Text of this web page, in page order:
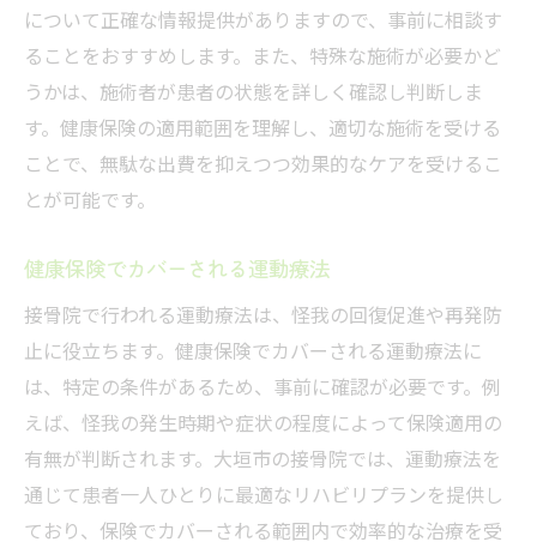
について正確な情報提供がありますので、事前に相談す
ることをおすすめします。また、特殊な施術が必要かど
うかは、施術者が患者の状態を詳しく確認し判断しま
す。健康保険の適用範囲を理解し、適切な施術を受ける
ことで、無駄な出費を抑えつつ効果的なケアを受けるこ
とが可能です。
健康保険でカバーされる運動療法
接骨院で行われる運動療法は、怪我の回復促進や再発防
止に役立ちます。健康保険でカバーされる運動療法に
は、特定の条件があるため、事前に確認が必要です。例
えば、怪我の発生時期や症状の程度によって保険適用の
有無が判断されます。大垣市の接骨院では、運動療法を
通じて患者一人ひとりに最適なリハビリプランを提供し
ており、保険でカバーされる範囲内で効率的な治療を受